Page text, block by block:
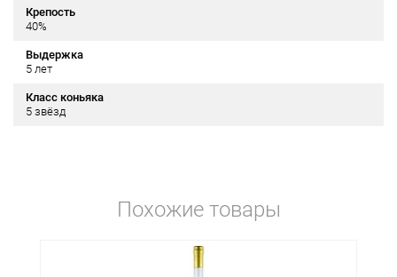
Крепость
40%
Выдержка
5 лет
Класс коньяка
5 звёзд
Похожие товары